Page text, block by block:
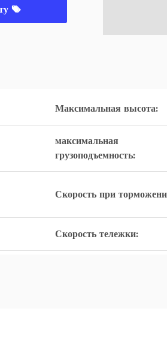
Максимальная высота:
максимальная
грузоподъемность:
Скорость при
Скорость тележки: